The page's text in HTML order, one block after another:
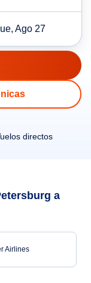
Ago 27
directos
a
Airlines